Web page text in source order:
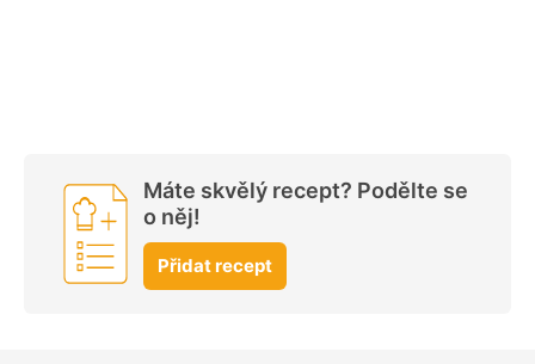
Máte skvělý recept? Podělte se
o něj!
Přidat recept